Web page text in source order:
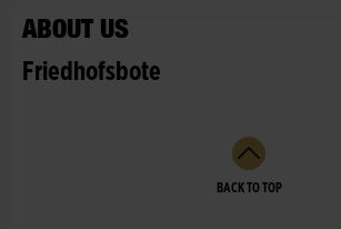
ABOUT US
Friedhofsbote
BACK TO TOP